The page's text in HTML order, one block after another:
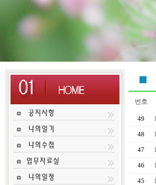
번호
49
48
47
46
45